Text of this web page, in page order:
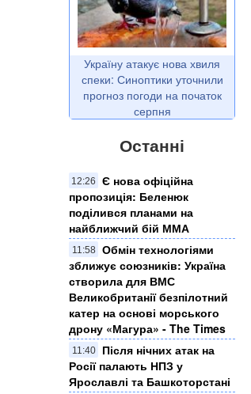
Україну атакує нова хвиля
спеки: Синоптики уточнили
прогноз погоди на початок
серпня
Останні
12:26
Є нова офіційна
пропозиція: Беленюк
поділився планами на
найближчий бій ММА
11:58
Обмін технологіями
зближує союзників: Україна
створила для ВМС
Великобританії безпілотний
катер на основі морського
дрону «Магура» - The Times
11:40
Після нічних атак на
Росії палають НПЗ у
Ярославлі та Башкоторстані